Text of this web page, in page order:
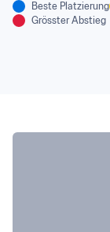
Beste Platzierung
Grösster Abstieg